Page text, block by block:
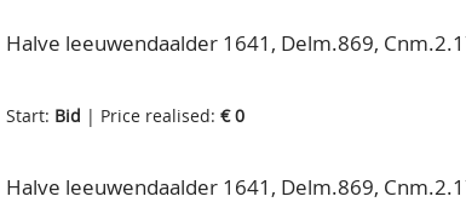
FOE.BELG.GEL. Kz: Klimmende leeuw
jaartal., Delm.869, Cnm.2.17.114, fraai/zeer fraai
Halve leeuwendaalder 1641, Delm.869,
Start: Bid | Price realised: € 0
Halve leeuwendaalder 1641, Delm.869,